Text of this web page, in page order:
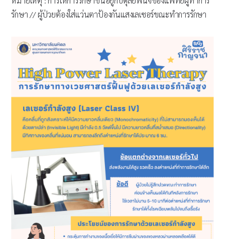
รักษา // ผู้ป่วยต้องใส่แว่นตาป้องกันแสงเลเซอร์ขณะทำการรักษา